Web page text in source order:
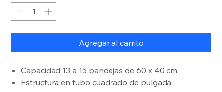
Agregar al carrito
Capacidad 13 a 15 bandejas de 60 x 40 cm
Estructura en tubo cuadrado de pulgada